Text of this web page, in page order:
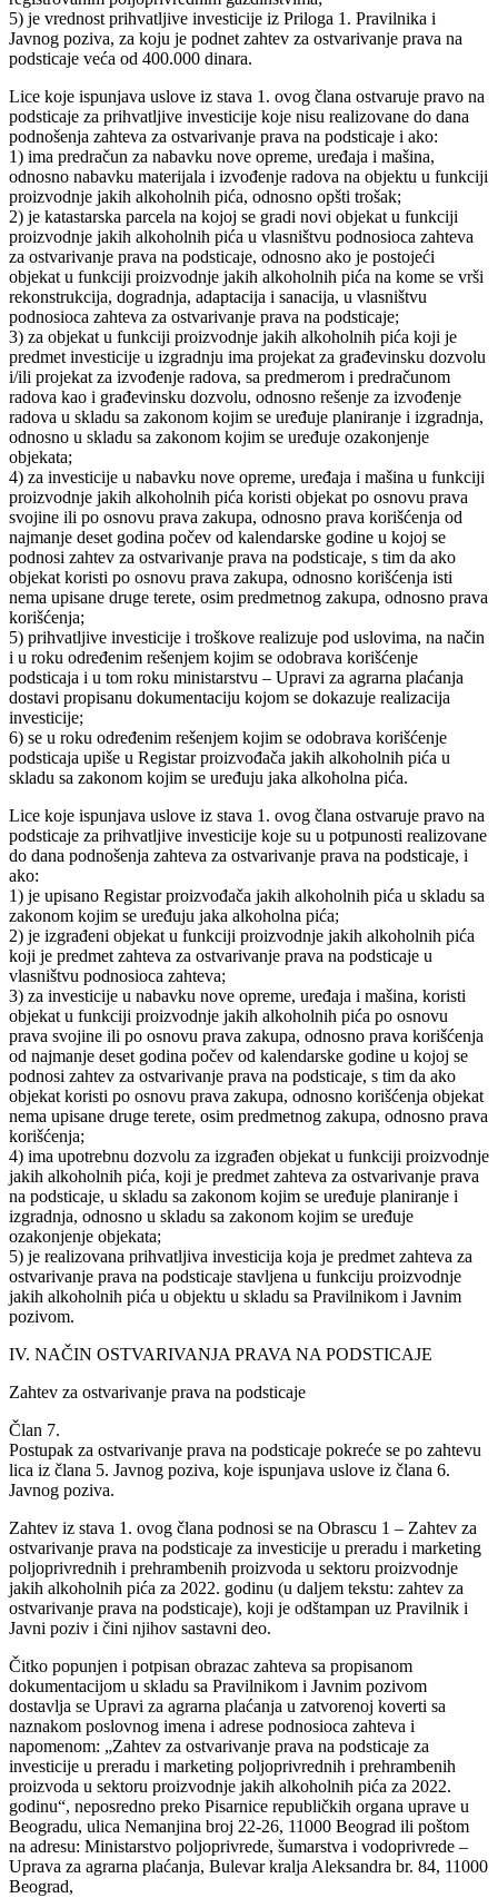
5) je vrednost prihvatljive investicije iz Priloga 1. Pravilnika i
Javnog poziva, za koju je podnet zahtev za ostvarivanje prava na
podsticaje veća od 400.000 dinara.
Lice koje ispunjava uslove iz stava 1. ovog člana ostvaruje pravo na
podsticaje za prihvatljive investicije koje nisu realizovane do dana
podnošenja zahteva za ostvarivanje prava na podsticaje i ako:
1) ima predračun za nabavku nove opreme, uređaja i mašina,
odnosno nabavku materijala i izvođenje radova na objektu u funkciji
proizvodnje jakih alkoholnih pića, odnosno opšti trošak;
2) je katastarska parcela na kojoj se gradi novi objekat u funkciji
proizvodnje jakih alkoholnih pića u vlasništvu podnosioca zahteva
za ostvarivanje prava na podsticaje, odnosno ako je postojeći
objekat u funkciji proizvodnje jakih alkoholnih pića na kome se vrši
rekonstrukcija, dogradnja, adaptacija i sanacija, u vlasništvu
podnosioca zahteva za ostvarivanje prava na podsticaje;
3) za objekat u funkciji proizvodnje jakih alkoholnih pića koji je
predmet investicije u izgradnju ima projekat za građevinsku dozvolu
i/ili projekat za izvođenje radova, sa predmerom i predračunom
radova kao i građevinsku dozvolu, odnosno rešenje za izvođenje
radova u skladu sa zakonom kojim se uređuje planiranje i izgradnja,
odnosno u skladu sa zakonom kojim se uređuje ozakonjenje
objekata;
4) za investicije u nabavku nove opreme, uređaja i mašina u funkciji
proizvodnje jakih alkoholnih pića koristi objekat po osnovu prava
svojine ili po osnovu prava zakupa, odnosno prava korišćenja od
najmanje deset godina počev od kalendarske godine u kojoj se
podnosi zahtev za ostvarivanje prava na podsticaje, s tim da ako
objekat koristi po osnovu prava zakupa, odnosno korišćenja isti
nema upisane druge terete, osim predmetnog zakupa, odnosno prava
korišćenja;
5) prihvatljive investicije i troškove realizuje pod uslovima, na način
i u roku određenim rešenjem kojim se odobrava korišćenje
podsticaja i u tom roku ministarstvu – Upravi za agrarna plaćanja
dostavi propisanu dokumentaciju kojom se dokazuje realizacija
investicije;
6) se u roku određenim rešenjem kojim se odobrava korišćenje
podsticaja upiše u Registar proizvođača jakih alkoholnih pića u
skladu sa zakonom kojim se uređuju jaka alkoholna pića.
Lice koje ispunjava uslove iz stava 1. ovog člana ostvaruje pravo na
podsticaje za prihvatljive investicije koje su u potpunosti realizovane
do dana podnošenja zahteva za ostvarivanje prava na podsticaje, i
ako:
1) je upisano Registar proizvođača jakih alkoholnih pića u skladu sa
zakonom kojim se uređuju jaka alkoholna pića;
2) je izgrađeni objekat u funkciji proizvodnje jakih alkoholnih pića
koji je predmet zahteva za ostvarivanje prava na podsticaje u
vlasništvu podnosioca zahteva;
3) za investicije u nabavku nove opreme, uređaja i mašina, koristi
objekat u funkciji proizvodnje jakih alkoholnih pića po osnovu
prava svojine ili po osnovu prava zakupa, odnosno prava korišćenja
od najmanje deset godina počev od kalendarske godine u kojoj se
podnosi zahtev za ostvarivanje prava na podsticaje, s tim da ako
objekat koristi po osnovu prava zakupa, odnosno korišćenja objekat
nema upisane druge terete, osim predmetnog zakupa, odnosno prava
korišćenja;
4) ima upotrebnu dozvolu za izgrađen objekat u funkciji proizvodnje
jakih alkoholnih pića, koji je predmet zahteva za ostvarivanje prava
na podsticaje, u skladu sa zakonom kojim se uređuje planiranje i
izgradnja, odnosno u skladu sa zakonom kojim se uređuje
ozakonjenje objekata;
5) je realizovana prihvatljiva investicija koja je predmet zahteva za
ostvarivanje prava na podsticaje stavljena u funkciju proizvodnje
jakih alkoholnih pića u objektu u skladu sa Pravilnikom i Javnim
pozivom.
IV. NAČIN OSTVARIVANJA PRAVA NA PODSTICAJE
Zahtev za ostvarivanje prava na podsticaje
Član 7.
Postupak za ostvarivanje prava na podsticaje pokreće se po zahtevu
lica iz člana 5. Javnog poziva, koje ispunjava uslove iz člana 6.
Javnog poziva.
Zahtev iz stava 1. ovog člana podnosi se na Obrascu 1 – Zahtev za
ostvarivanje prava na podsticaje za investicije u preradu i marketing
poljoprivrednih i prehrambenih proizvoda u sektoru proizvodnje
jakih alkoholnih pića za 2022. godinu (u daljem tekstu: zahtev za
ostvarivanje prava na podsticaje), koji je odštampan uz Pravilnik i
Javni poziv i čini njihov sastavni deo.
Čitko popunjen i potpisan obrazac zahteva sa propisanom
dokumentacijom u skladu sa Pravilnikom i Javnim pozivom
dostavlja se Upravi za agrarna plaćanja u zatvorenoj koverti sa
naznakom poslovnog imena i adrese podnosioca zahteva i
napomenom: „Zahtev za ostvarivanje prava na podsticaje za
investicije u preradu i marketing poljoprivrednih i prehrambenih
proizvoda u sektoru proizvodnje jakih alkoholnih pića za 2022.
godinu“, neposredno preko Pisarnice republičkih organa uprave u
Beogradu, ulica Nemanjina broj 22-26, 11000 Beograd ili poštom
na adresu: Ministarstvo poljoprivrede, šumarstva i vodoprivrede –
Uprava za agrarna plaćanja, Bulevar kralja Aleksandra br. 84, 11000
Beograd,